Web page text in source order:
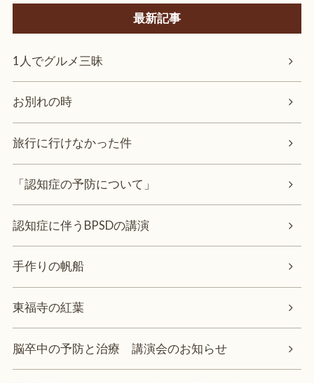
最新記事
1人でグルメ三昧
お別れの時
旅行に行けなかった件
「認知症の予防について」
認知症に伴うBPSDの講演
手作りの帆船
東福寺の紅葉
脳卒中の予防と治療 講演会のお知らせ